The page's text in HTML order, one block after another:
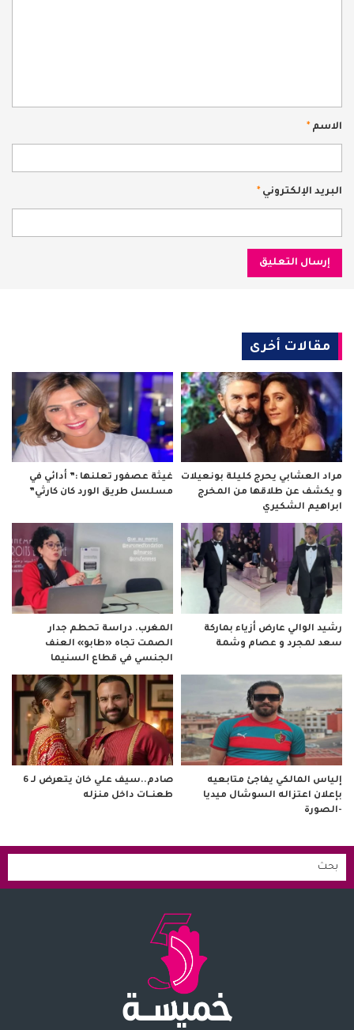
الاسم*
البريد الإلكتروني*
مقالات أخرى
مراد العشابي يحرج كليلة بونعيلات
و يكشف عن طلاقها من المخرج
ابراهيم الشكيري
غيثة عصفور تعلنها :” أدائي في
مسلسل طريق الورد كان كارثي”
رشيد الوالي عارض أزياء بماركة
سعد لمجرد و عصام وشمة
المغرب. دراسة تحطم جدار
الصمت تجاه «طابو» العنف
الجنسي في قطاع السنيما
إلياس المالكي يفاجئ متابعيه
بإعلان اعتزاله السوشال ميديا
-الصورة
صادم..سيف علي خان يتعرض لـ 6
طعنــات داخل منزله